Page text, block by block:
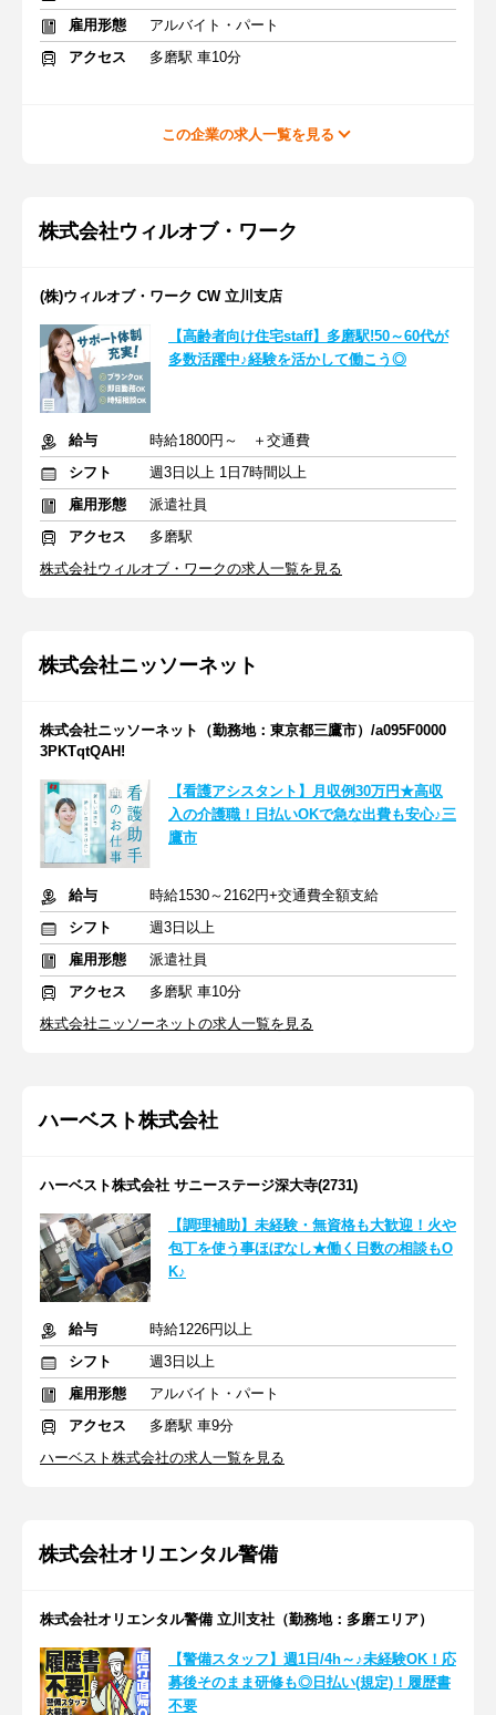
雇用形態
アルバイト・パート
アクセス
多磨駅 車10分
この企業の求人一覧を見る
株式会社ウィルオブ・ワーク
(株)ウィルオブ・ワーク CW 立川支店
【高齢者向け住宅staff】多磨駅!50～60代が
多数活躍中♪経験を活かして働こう◎
給与
時給1800円～ ＋交通費
シフト
週3日以上 1日7時間以上
雇用形態
派遣社員
アクセス
多磨駅
株式会社ウィルオブ・ワークの求人一覧を見る
株式会社ニッソーネット
株式会社ニッソーネット（勤務地：東京都三鷹市）/a095F0000
3PKTqtQAH!
【看護アシスタント】月収例30万円★高収
入の介護職！日払いOKで急な出費も安心♪三
鷹市
給与
時給1530～2162円+交通費全額支給
シフト
週3日以上
雇用形態
派遣社員
アクセス
多磨駅 車10分
株式会社ニッソーネットの求人一覧を見る
ハーベスト株式会社
ハーベスト株式会社 サニーステージ深大寺(2731)
【調理補助】未経験・無資格も大歓迎！火や
包丁を使う事ほぼなし★働く日数の相談もO
K♪
給与
時給1226円以上
シフト
週3日以上
雇用形態
アルバイト・パート
アクセス
多磨駅 車9分
ハーベスト株式会社の求人一覧を見る
株式会社オリエンタル警備
株式会社オリエンタル警備 立川支社（勤務地：多磨エリア）
【警備スタッフ】週1日/4h～♪未経験OK！応
募後そのまま研修も◎日払い(規定)！履歴書
不要